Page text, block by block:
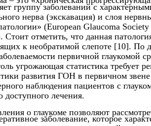
группу заболеваний с
нерва (экскавация) и слоя
(European Glaucoma
отметить, что данная
к необратимой слепоте [10]. По
первичной глаукомой
угрожающая статистика требует
развития ГОН в первичном звене
наблюдения пациентов с
доступного лечения.
о глаукоме позволяют
заболевание, которое